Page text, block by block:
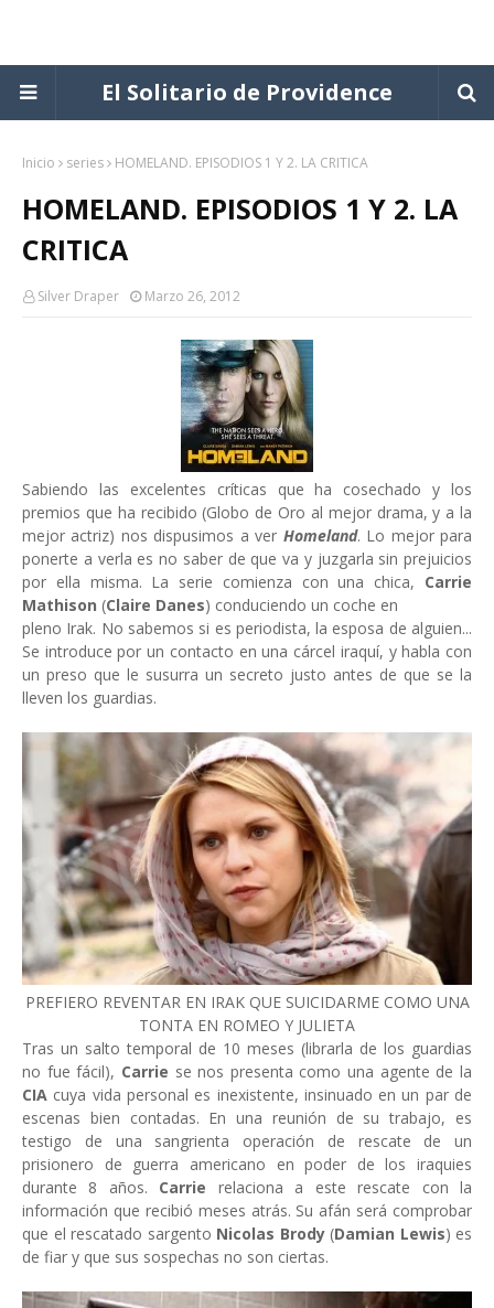
El Solitario de Providence
Inicio series HOMELAND. EPISODIOS 1 Y 2. LA CRITICA
HOMELAND. EPISODIOS 1 Y 2. LA
CRITICA
Silver Draper Marzo 26, 2012
Sabiendo las excelentes críticas que ha cosechado y los
premios que ha recibido (Globo de Oro al mejor drama, y a la
mejor actriz) nos dispusimos a ver Homeland. Lo mejor para
ponerte a verla es no saber de que va y juzgarla sin prejuicios
por ella misma. La serie comienza con una chica, Carrie
Mathison (Claire Danes) conduciendo un coche en
pleno Irak. No sabemos si es periodista, la esposa de alguien...
Se introduce por un contacto en una cárcel iraquí, y habla con
un preso que le susurra un secreto justo antes de que se la
lleven los guardias.
PREFIERO REVENTAR EN IRAK QUE SUICIDARME COMO UNA
TONTA EN ROMEO Y JULIETA
Tras un salto temporal de 10 meses (librarla de los guardias
no fue fácil), Carrie se nos presenta como una agente de la
CIA cuya vida personal es inexistente, insinuado en un par de
escenas bien contadas. En una reunión de su trabajo, es
testigo de una sangrienta operación de rescate de un
prisionero de guerra americano en poder de los iraquies
durante 8 años. Carrie relaciona a este rescate con la
información que recibió meses atrás. Su afán será comprobar
que el rescatado sargento Nicolas Brody (Damian Lewis) es
de fiar y que sus sospechas no son ciertas.